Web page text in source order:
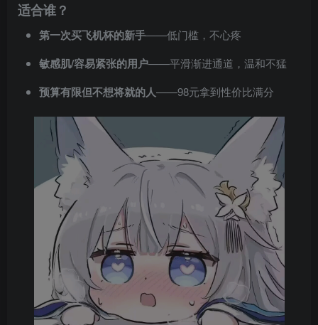
适合谁？
第一次买飞机杯的新手——低门槛，不心疼
敏感肌/容易紧张的用户——平滑渐进通道，温和不猛
预算有限但不想将就的人——98元拿到性价比满分